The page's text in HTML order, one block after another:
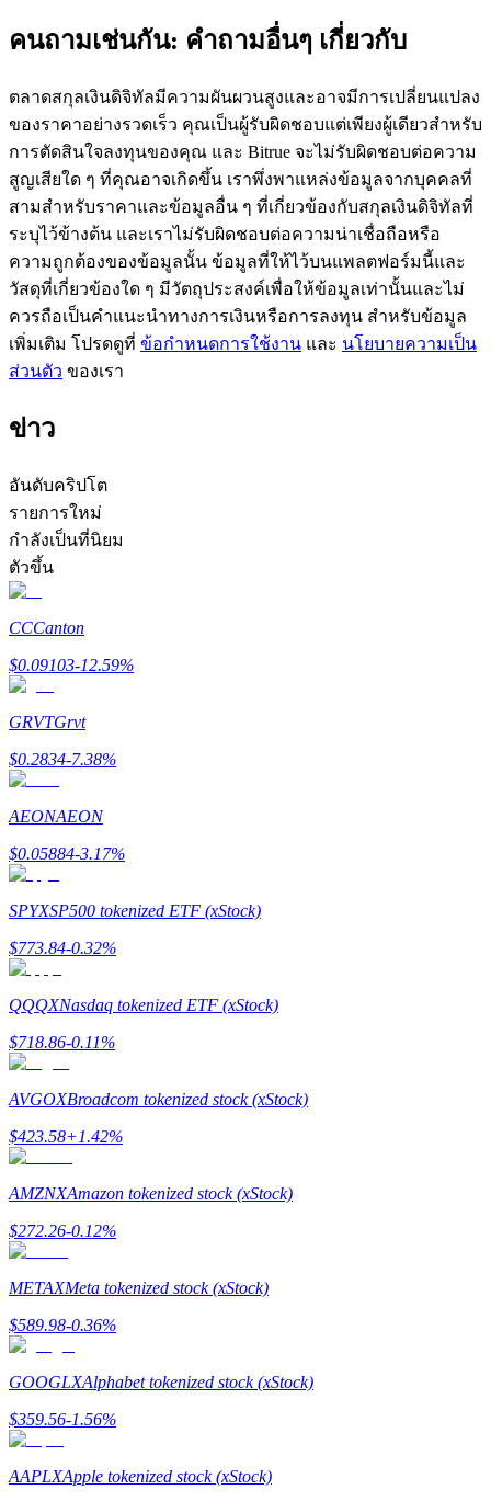
เป็นเทรดเดอร์คัดลอก
เพลิดเพลินกับการแบ่งปันผลกำไรและค่าคอมมิชชั่นการคัด
ลอกการซื้อขาย
ข้อมูล
การวิเคราะห์ข้อมูลขนาดใหญ่ รวมถึงข้อมูลการค้า ฯลฯ
แนะนำ
กลยุทธ์การซื้อขาย
คนถามเช่นกัน: คำถามอื่นๆ เกี่ยวกับ
ตลาดสกุลเงินดิจิทัลมีความผันผวนสูงและอาจมีการเปลี่ยนแปลง
ของราคาอย่างรวดเร็ว คุณเป็นผู้รับผิดชอบแต่เพียงผู้เดียวสำหรับ
การตัดสินใจลงทุนของคุณ และ Bitrue จะไม่รับผิดชอบต่อความ
สูญเสียใด ๆ ที่คุณอาจเกิดขึ้น เราพึ่งพาแหล่งข้อมูลจากบุคคลที่
สามสำหรับราคาและข้อมูลอื่น ๆ ที่เกี่ยวข้องกับสกุลเงินดิจิทัลที่
ระบุไว้ข้างต้น และเราไม่รับผิดชอบต่อความน่าเชื่อถือหรือ
ความถูกต้องของข้อมูลนั้น ข้อมูลที่ให้ไว้บนแพลตฟอร์มนี้และ
วัสดุที่เกี่ยวข้องใด ๆ มีวัตถุประสงค์เพื่อให้ข้อมูลเท่านั้นและไม่
ควรถือเป็นคำแนะนำทางการเงินหรือการลงทุน สำหรับข้อมูล
เพิ่มเติม โปรดดูที่ ข้อกำหนดการใช้งาน และ นโยบายความเป็น
ส่วนตัว ของเรา
ข่าว
อันดับคริปโต
รายการใหม่
กำลังเป็นที่นิยม
ตัวขึ้น
CCCanton
$0.09103-12.59%
GRVTGrvt
$0.2834-7.38%
AEONAEON
$0.05884-3.17%
SPYXSP500 tokenized ETF (xStock)
$773.84-0.32%
QQQXNasdaq tokenized ETF (xStock)
$718.86-0.11%
AVGOXBroadcom tokenized stock (xStock)
$423.58+1.42%
AMZNXAmazon tokenized stock (xStock)
$272.26-0.12%
METAXMeta tokenized stock (xStock)
$589.98-0.36%
GOOGLXAlphabet tokenized stock (xStock)
$359.56-1.56%
AAPLXApple tokenized stock (xStock)